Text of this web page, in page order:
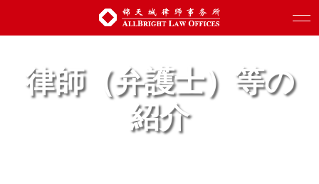
律師（弁護士）等の
紹介